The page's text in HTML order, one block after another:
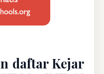
daftar Kejar